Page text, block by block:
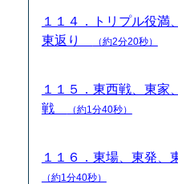
１１４．トリプル役満
東返り
（約2分20秒）
１１５．東西戦、東家
戦
（約1分40秒）
１１６．東場、東発
（約1分40秒）